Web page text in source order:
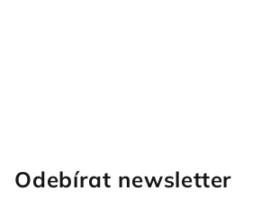
Odebírat newsletter